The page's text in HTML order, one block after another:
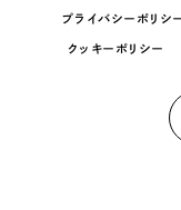
プライバシーポリシ
クッキーポリシー